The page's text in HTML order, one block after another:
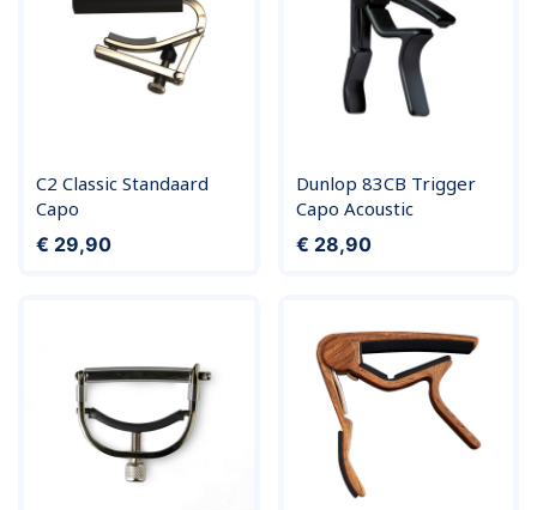
C2 Classic Standaard
Capo
Prijs
€ 29,90
Dunlop 83CB Trigger
Capo Acoustic
Prijs
€ 28,90